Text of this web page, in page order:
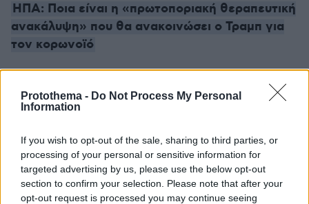
Protothema - Do Not Process My Personal
Information
If you wish to opt-out of the sale, sharing to third parties, or
processing of your personal or sensitive information for
targeted advertising by us, please use the below opt-out
section to confirm your selection. Please note that after your
opt-out request is processed you may continue seeing
ΗΠΑ: Ποια είναι η «πρωτοποριακή θεραπευτική
ανακάλυψη» που θα ανακοινώσει ο Τραμπ για
τον κορωνοϊό
Χουάν Κάρλος: Η βασίλισσα Σοφία ακολουθεί
τη συμβουλή της Φρειδερίκης και δεν θα του
δώσει ποτέ διαζύγιο
Φωτιά στη Μάνη: Χωρίς ενεργό μέτωπο -
Ολονύχτια μάχη με τις διάσπαρτες εστίες